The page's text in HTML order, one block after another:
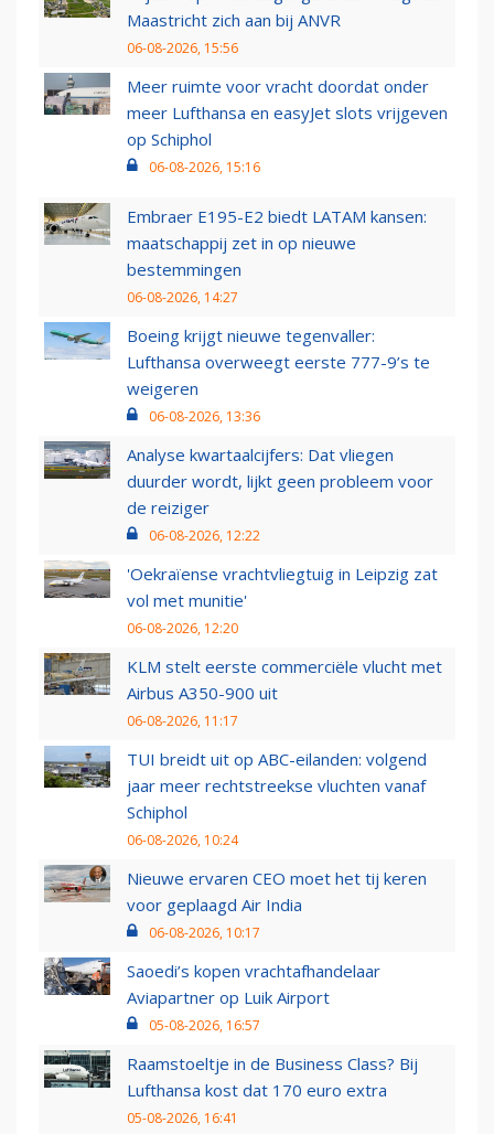
Maastricht zich aan bij ANVR
06-08-2026, 15:56
Meer ruimte voor vracht doordat onder
meer Lufthansa en easyJet slots vrijgeven
op Schiphol
06-08-2026, 15:16
Embraer E195-E2 biedt LATAM kansen:
maatschappij zet in op nieuwe
bestemmingen
06-08-2026, 14:27
Boeing krijgt nieuwe tegenvaller:
Lufthansa overweegt eerste 777-9’s te
weigeren
06-08-2026, 13:36
Analyse kwartaalcijfers: Dat vliegen
duurder wordt, lijkt geen probleem voor
de reiziger
06-08-2026, 12:22
'Oekraïense vrachtvliegtuig in Leipzig zat
vol met munitie'
06-08-2026, 12:20
KLM stelt eerste commerciële vlucht met
Airbus A350-900 uit
06-08-2026, 11:17
TUI breidt uit op ABC-eilanden: volgend
jaar meer rechtstreekse vluchten vanaf
Schiphol
06-08-2026, 10:24
Nieuwe ervaren CEO moet het tij keren
voor geplaagd Air India
06-08-2026, 10:17
Saoedi’s kopen vrachtafhandelaar
Aviapartner op Luik Airport
05-08-2026, 16:57
Raamstoeltje in de Business Class? Bij
Lufthansa kost dat 170 euro extra
05-08-2026, 16:41